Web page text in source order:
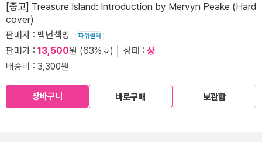
[중고] Treasure Island: Introduction by Mervyn Peake (Hard
cover)
판매자 : 백년책방 파워셀러
판매가 : 13,500원 (63%↓) │ 상태 : 상
배송비 : 3,300원
장바구니 바로구매 보관함